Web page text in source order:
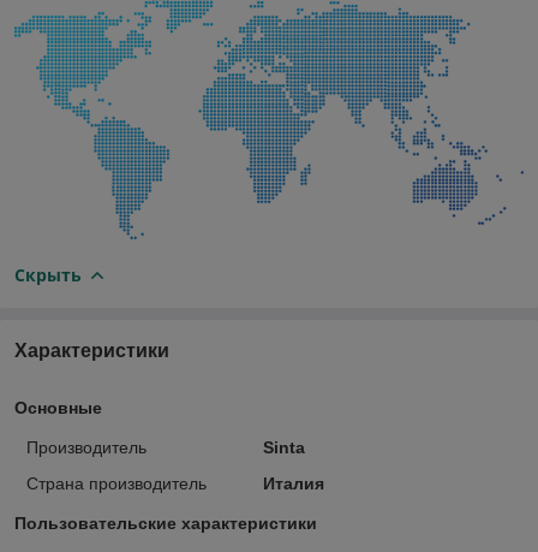
Скрыть
Характеристики
Основные
Производитель
Sinta
Страна производитель
Италия
Пользовательские характеристики